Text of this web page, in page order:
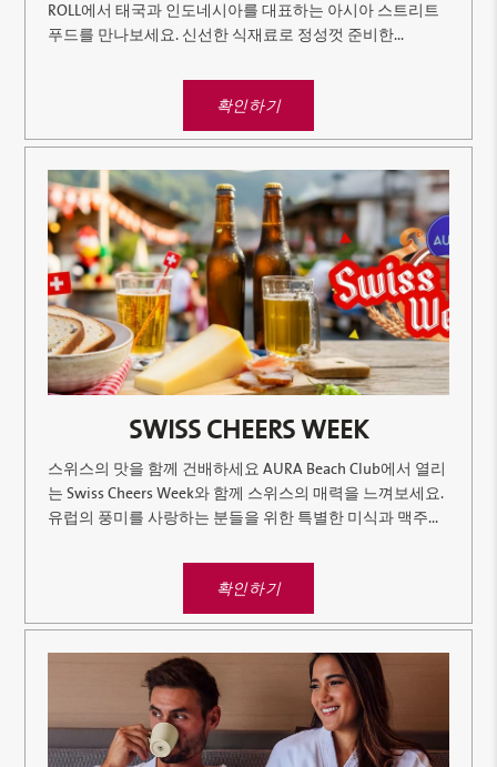
ROLL에서 태국과 인도네시아를 대표하는 아시아 스트리트
푸드를 만나보세요. 신선한 식재료로 정성껏 준비한...
확인하기
SWISS CHEERS WEEK
스위스의 맛을 함께 건배하세요 AURA Beach Club에서 열리
는 Swiss Cheers Week와 함께 스위스의 매력을 느껴보세요.
유럽의 풍미를 사랑하는 분들을 위한 특별한 미식과 맥주...
확인하기